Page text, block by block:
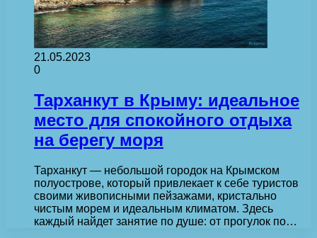
21.05.2023
0
Тарханкут в Крыму: идеальное
место для спокойного отдыха
на берегу моря
Тарханкут — небольшой городок на Крымском
полуострове, который привлекает к себе туристов
своими живописными пейзажами, кристально
чистым морем и идеальным климатом. Здесь
каждый найдет занятие по душе: от прогулок по…